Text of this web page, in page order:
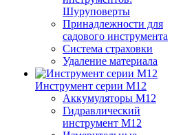
Шуруповерты
Принадлежности для
садового инструмента
Система страховки
Удаление материала
Инструмент серии M12
Аккумуляторы M12
Гидравлический
инструмент M12